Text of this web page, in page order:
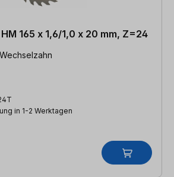
165 x 1,6/1,0 x 20 mm, Z=24
in 1-2 Werktagen